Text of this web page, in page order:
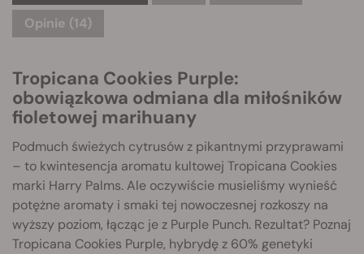
Opinie (14)
Tropicana Cookies Purple:
obowiązkowa odmiana dla miłośników
fioletowej marihuany
Podmuch świeżych cytrusów z pikantnymi przyprawami
– to kwintesencja aromatu kultowej Tropicana Cookies
marki Harry Palms. Ale oczywiście musieliśmy wynieść
potężne aromaty i smaki tej nowoczesnej rozkoszy na
wyższy poziom, łącząc je z Purple Punch. Rezultat? Poznaj
Tropicana Cookies Purple, hybrydę z 60% genetyki